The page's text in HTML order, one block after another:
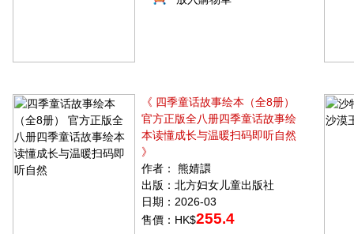
《 四季童话故事绘本（全8册）
官方正版全八册四季童话故事绘
本读懂成长与温暖扫码即听自然
》
作者： 熊婧譞
出版：北方妇女儿童出版社
日期：2026-03
售價：HK$255.4